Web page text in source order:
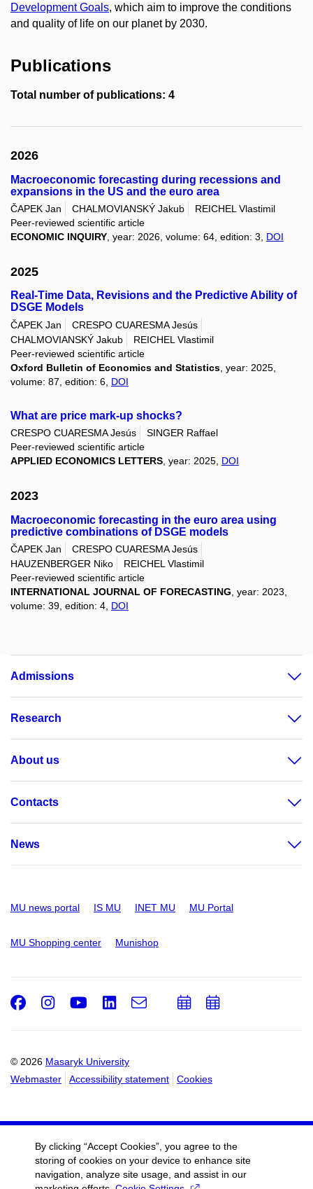
Development Goals, which aim to improve the conditions
and quality of life on our planet by 2030.
Publications
Total number of publications: 4
2026
Macroeconomic forecasting during recessions and
expansions in the US and the euro area
ČAPEK Jan CHALMOVIANSKÝ Jakub
REICHEL Vlastimil
Peer-reviewed scientific article
ECONOMIC INQUIRY , year: 2026, volume: 64, edition: 3, DOI
2025
Real‐Time Data, Revisions and the Predictive Ability of
DSGE Models
ČAPEK Jan
CRESPO CUARESMA Jesús
CHALMOVIANSKÝ Jakub
REICHEL Vlastimil
Peer-reviewed scientific article
Oxford Bulletin of Economics and Statistics , year: 2025,
volume: 87, edition: 6, DOI
What are price mark-up shocks?
CRESPO CUARESMA Jesús
SINGER Raffael
Peer-reviewed scientific article
APPLIED ECONOMICS LETTERS, year: 2025, DOI
2023
Macroeconomic forecasting in the euro area using
predictive combinations of DSGE models
ČAPEK Jan
CRESPO CUARESMA Jesús
HAUZENBERGER Niko
REICHEL Vlastimil
Peer-reviewed scientific article
INTERNATIONAL JOURNAL OF FORECASTING , year: 2023,
volume: 39, edition: 4, DOI
Admissions
Research
About us
Contacts
News
MU news portal IS MU INET MU MU Portal
MU Shopping center Munishop
© 2026 Masaryk University
Webmaster
Accessibility statement Cookies
Facebook
Instagram
Youtube
LinkedIn
e-
AddAdd
By clicking “Accept Cookies”, you agree to the
storing of cookies on your device to enhance site
navigation, analyze site usage, and assist in our